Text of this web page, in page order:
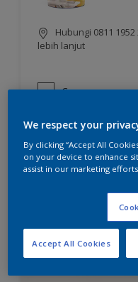
Hubungi 0811
lebih lanjut
Compare
We respect your
By clicking “Accept All
on your device to enhance
assist in our marketing
Accept All Cookies